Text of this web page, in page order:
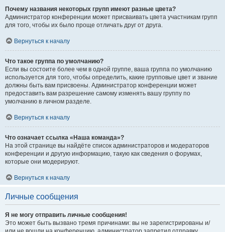
Почему названия некоторых групп имеют разные цвета?
Администратор конференции может присваивать цвета участникам групп
для того, чтобы их было проще отличать друг от друга.
Вернуться к началу
Что такое группа по умолчанию?
Если вы состоите более чем в одной группе, ваша группа по умолчанию
используется для того, чтобы определить, какие групповые цвет и звание
должны быть вам присвоены. Администратор конференции может
предоставить вам разрешение самому изменять вашу группу по
умолчанию в личном разделе.
Вернуться к началу
Что означает ссылка «Наша команда»?
На этой странице вы найдёте список администраторов и модераторов
конференции и другую информацию, такую как сведения о форумах,
которые они модерируют.
Вернуться к началу
Личные сообщения
Я не могу отправить личные сообщения!
Это может быть вызвано тремя причинами: вы не зарегистрированы и/